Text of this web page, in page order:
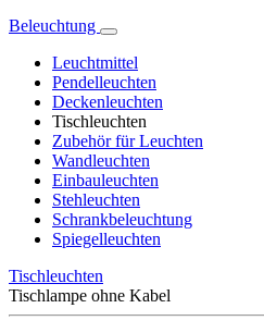
Beleuchtung
Leuchtmittel
Pendelleuchten
Deckenleuchten
Tischleuchten
Zubehör für Leuchten
Wandleuchten
Einbauleuchten
Stehleuchten
Schrankbeleuchtung
Spiegelleuchten
Tischleuchten
Tischlampe ohne Kabel